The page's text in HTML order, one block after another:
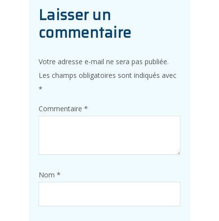
Laisser un
commentaire
Votre adresse e-mail ne sera pas publiée.
Les champs obligatoires sont indiqués avec
*
Commentaire *
Nom *